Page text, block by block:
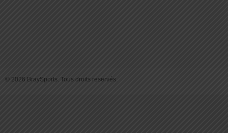
© 2026 BraySports. Tous droits reservés.